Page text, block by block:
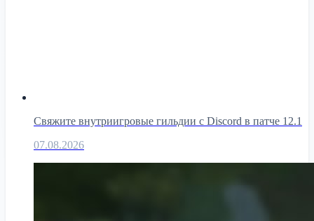
Свяжите внутриигровые гильдии с Discord в патче 12.1
07.08.2026